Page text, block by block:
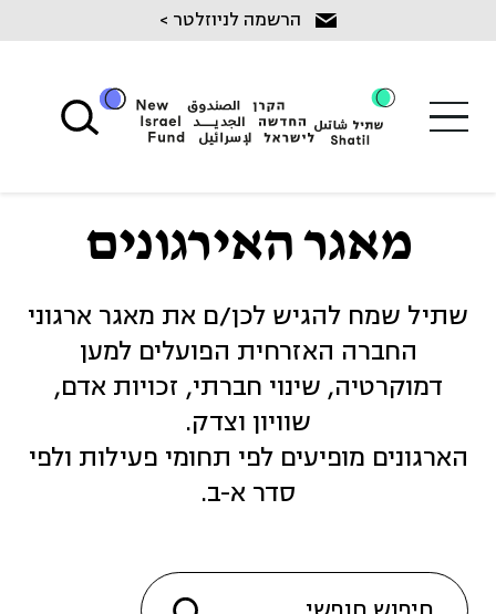
content
הרשמה לניוזלטר >
מאגר האירגונים
שתיל שמח להגיש לכן/ם את מאגר ארגוני
החברה האזרחית הפועלים למען
דמוקרטיה, שינוי חברתי, זכויות אדם,
שוויון וצדק.
הארגונים מופיעים לפי תחומי פעילות ולפי
סדר א-ב.